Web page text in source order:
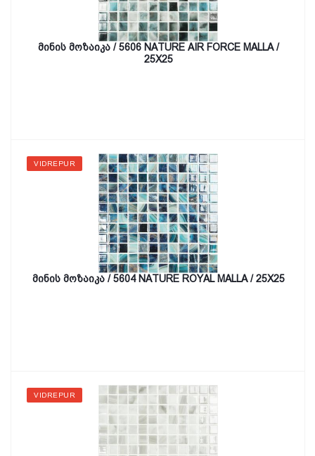
მინის მოზაიკა / 5606 NATURE AIR FORCE MALLA /
25X25
VIDREPUR
მინის მოზაიკა / 5604 NATURE ROYAL MALLA / 25X25
VIDREPUR